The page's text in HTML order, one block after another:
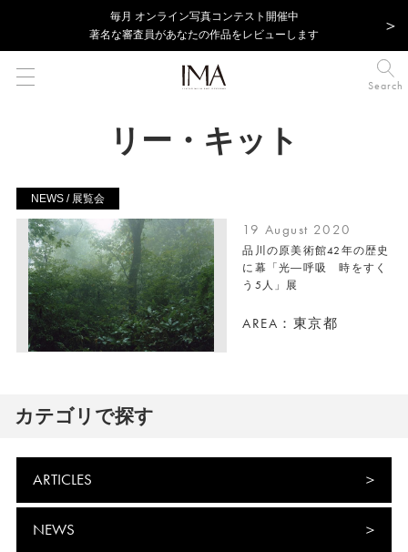
毎⽉ オンライン写真コンテスト開催中
著名な審査員があなたの作品をレビューします
Search
リー・キット
NEWS / 展覧会
19 August 2020
品川の原美術館42年の歴史
に幕「光―呼吸 時をすく
う5人」展
AREA：東京都
カテゴリで探す
ARTICLES
NEWS